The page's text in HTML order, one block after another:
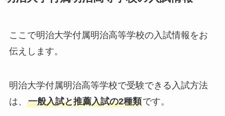
ここで明治大学付属明治高等学校の入試情報をお
伝えします。
明治大学付属明治高等学校で受験できる入試方法
は、 一般入試と推薦入試の2種類です。